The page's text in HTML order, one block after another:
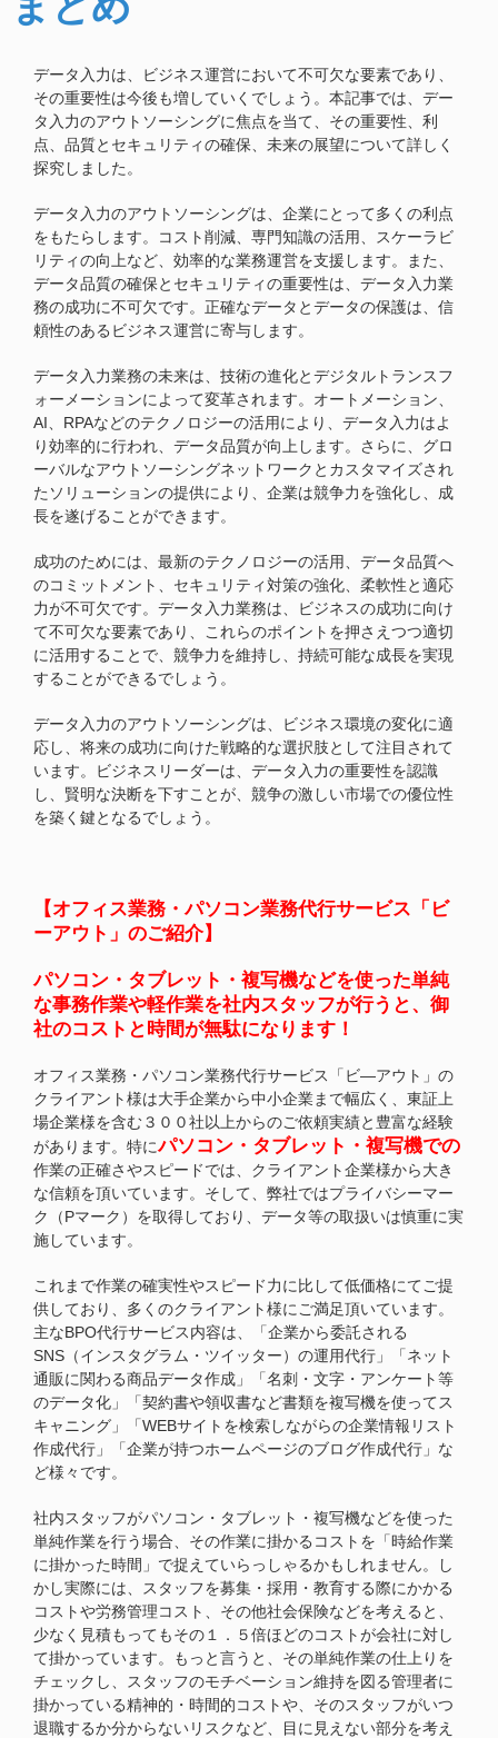
データ入力は、ビジネス運営において不可欠な要素であり、
その重要性は今後も増していくでしょう。本記事では、デー
タ入力のアウトソーシングに焦点を当て、その重要性、利
点、品質とセキュリティの確保、未来の展望について詳しく
探究しました。
データ入力のアウトソーシングは、企業にとって多くの利点
をもたらします。コスト削減、専門知識の活用、スケーラビ
リティの向上など、効率的な業務運営を支援します。また、
データ品質の確保とセキュリティの重要性は、データ入力業
務の成功に不可欠です。正確なデータとデータの保護は、信
頼性のあるビジネス運営に寄与します。
データ入力業務の未来は、技術の進化とデジタルトランスフ
ォーメーションによって変革されます。オートメーション、
AI、RPAなどのテクノロジーの活用により、データ入力はよ
り効率的に行われ、データ品質が向上します。さらに、グロ
ーバルなアウトソーシングネットワークとカスタマイズされ
たソリューションの提供により、企業は競争力を強化し、成
長を遂げることができます。
成功のためには、最新のテクノロジーの活用、データ品質へ
のコミットメント、セキュリティ対策の強化、柔軟性と適応
力が不可欠です。データ入力業務は、ビジネスの成功に向け
て不可欠な要素であり、これらのポイントを押さえつつ適切
に活用することで、競争力を維持し、持続可能な成長を実現
することができるでしょう。
データ入力のアウトソーシングは、ビジネス環境の変化に適
応し、将来の成功に向けた戦略的な選択肢として注目されて
います。ビジネスリーダーは、データ入力の重要性を認識
し、賢明な決断を下すことが、競争の激しい市場での優位性
を築く鍵となるでしょう。
【オフィス業務・パソコン業務代行サービス「ビ
ーアウト」のご紹介】
パソコン・タブレット・複写機などを使った単純
な事務作業や軽作業を社内スタッフが行うと、御
社のコストと時間が無駄になります！
オフィス業務・パソコン業務代行サービス「ビ―アウト」の
クライアント様は大手企業から中小企業まで幅広く、東証上
場企業様を含む３００社以上からのご依頼実績と豊富な経験
があります。特にパソコン・タブレット・複写機での
作業の正確さやスピードでは、クライアント企業様から大き
な信頼を頂いています。そして、弊社ではプライバシーマー
ク（Pマーク）を取得しており、データ等の取扱いは慎重に実
施しています。
これまで作業の確実性やスピード力に比して低価格にてご提
供しており、多くのクライアント様にご満足頂いています。
主なBPO代行サービス内容は、「企業から委託される
SNS（インスタグラム・ツイッター）の運用代行」「ネット
通販に関わる商品データ作成」「名刺・文字・アンケート等
のデータ化」「契約書や領収書など書類を複写機を使ってス
キャニング」「WEBサイトを検索しながらの企業情報リスト
作成代行」「企業が持つホームページのブログ作成代行」な
ど様々です。
社内スタッフがパソコン・タブレット・複写機などを使った
単純作業を行う場合、その作業に掛かるコストを「時給作業
に掛かった時間」で捉えていらっしゃるかもしれません。し
かし実際には、スタッフを募集・採用・教育する際にかかる
コストや労務管理コスト、その他社会保険などを考えると、
少なく見積もってもその１．５倍ほどのコストが会社に対し
て掛かっています。もっと言うと、その単純作業の仕上りを
チェックし、スタッフのモチベーション維持を図る管理者に
掛かっている精神的・時間的コストや、そのスタッフがいつ
退職するか分からないリスクなど、目に見えない部分を考え